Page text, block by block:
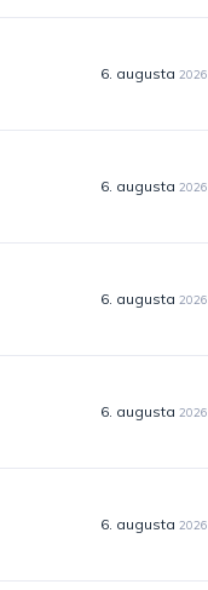
6. augusta 2026
6. augusta 2026
6. augusta 2026
6. augusta 2026
6. augusta 2026